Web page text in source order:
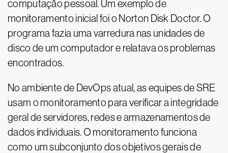
computação pessoal. Um exemplo de
monitoramento inicial foi o Norton Disk Doctor. O
programa fazia uma varredura nas unidades de
disco de um computador e relatava os problemas
encontrados.
No ambiente de DevOps atual, as equipes de SRE
usam o monitoramento para verificar a integridade
geral de servidores, redes e armazenamentos de
dados individuais. O monitoramento funciona
como um subconjunto dos objetivos gerais de